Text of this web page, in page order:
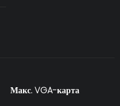
Макс. VGA-карта